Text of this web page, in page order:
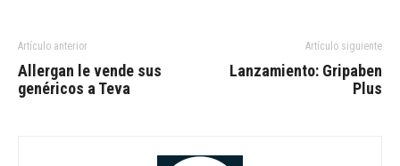
Artículo anterior
Allergan le vende sus
genéricos a Teva
Artículo siguiente
Lanzamiento: Gripaben
Plus